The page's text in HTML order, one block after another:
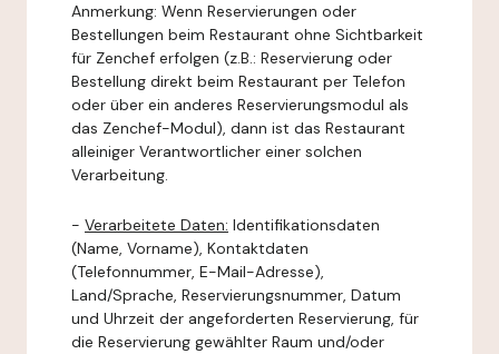
Anmerkung: Wenn Reservierungen oder
Bestellungen beim Restaurant ohne Sichtbarkeit
für Zenchef erfolgen (z.B.: Reservierung oder
Bestellung direkt beim Restaurant per Telefon
oder über ein anderes Reservierungsmodul als
das Zenchef-Modul), dann ist das Restaurant
alleiniger Verantwortlicher einer solchen
Verarbeitung.
- Verarbeitete Daten: Identifikationsdaten
(Name, Vorname), Kontaktdaten
(Telefonnummer, E-Mail-Adresse),
Land/Sprache, Reservierungsnummer, Datum
und Uhrzeit der angeforderten Reservierung, für
die Reservierung gewählter Raum und/oder